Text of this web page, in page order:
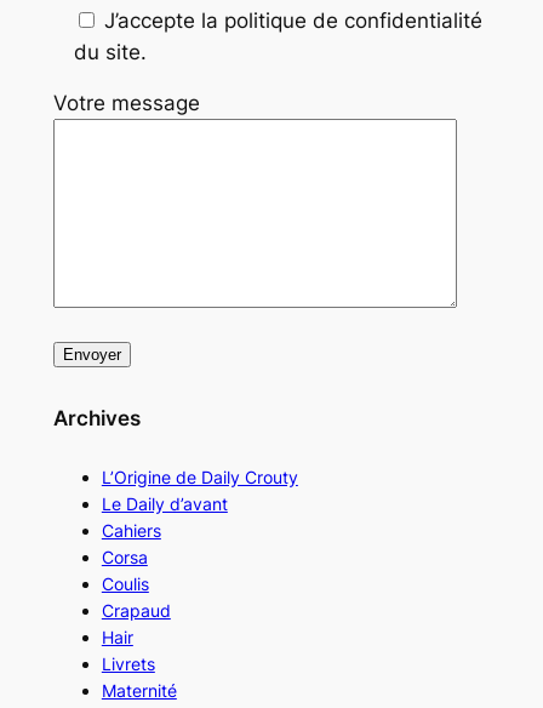
J’accepte la politique de confidentialité
du site.
Votre message
Archives
L’Origine de Daily Crouty
Le Daily d’avant
Cahiers
Corsa
Coulis
Crapaud
Hair
Livrets
Maternité